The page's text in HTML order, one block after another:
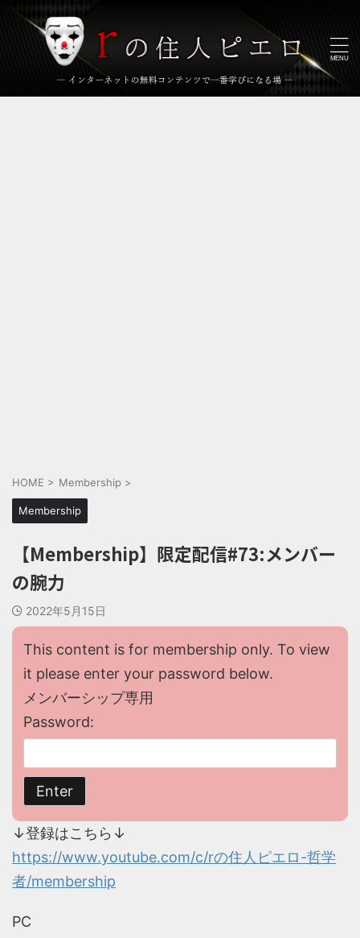
HOME > Membership >
Membership
【Membership】限定配信#73:メンバー
の腕力
2022年5月15日
This content is for membership only. To view
it please enter your password below.
メンバーシップ専用
Password:
↓登録はこちら↓
https://www.youtube.com/c/rの住人ピエロ-哲学
者/membership
PC